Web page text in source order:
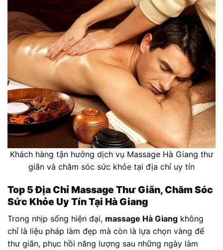
Khách hàng tận hưởng dịch vụ Massage Hà Giang thư
giãn và chăm sóc sức khỏe tại địa chỉ uy tín
Top 5 Địa Chỉ Massage Thư Giãn, Chăm Sóc
Sức Khỏe Uy Tín Tại Hà Giang
Trong nhịp sống hiện đại, massage Hà Giang không
chỉ là liệu pháp làm đẹp mà còn là lựa chọn vàng để
thư giãn, phục hồi năng lượng sau những ngày làm